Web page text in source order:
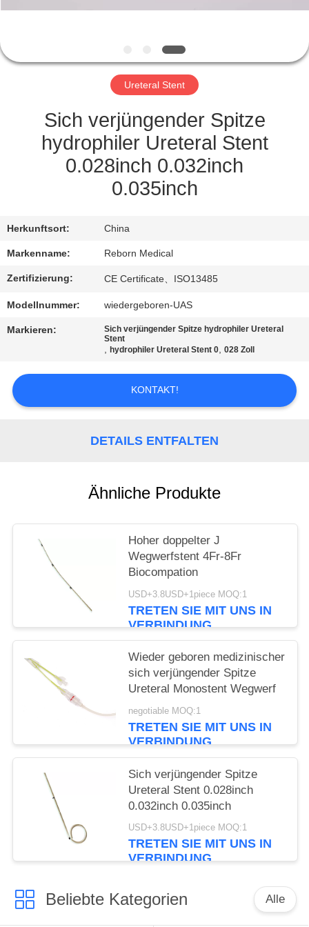
SIE
MIT
VERBINDUNG
EIN
ZITAT
PRIVACY
Ureteral Stent
Sich verjüngender Spitze
hydrophiler Ureteral Stent
0.028inch 0.032inch
0.035inch
Herkunftsort: China
Markenname: Reborn Medical
Zertifizierung: CE Certificate、ISO13485
Modellnummer: wiedergeboren-UAS
Markieren:
Sich verjüngender Spitze hydrophiler Ureteral
Stent
,hydrophiler Ureteral Stent 0,028 Zoll
KONTAKT!
DETAILS ENTFALTEN
Ähnliche Produkte
Hoher doppelter J
Wegwerfstent 4Fr-8Fr
Biocompation
USD+3.8USD+1piece MOQ:1
TRETEN SIE MIT UNS IN
VERBINDUNG
Wieder geboren medizinischer
sich verjüngender Spitze
Ureteral Monostent Wegwerf
negotiable MOQ:1
TRETEN SIE MIT UNS IN
VERBINDUNG
Sich verjüngender Spitze
Ureteral Stent 0.028inch
0.032inch 0.035inch
USD+3.8USD+1piece MOQ:1
TRETEN SIE MIT UNS IN
VERBINDUNG
Beliebte Kategorien Alle